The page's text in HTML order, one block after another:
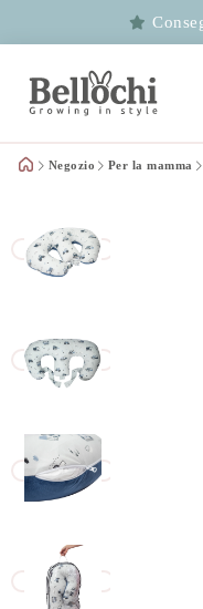
Negozio Per la mamma